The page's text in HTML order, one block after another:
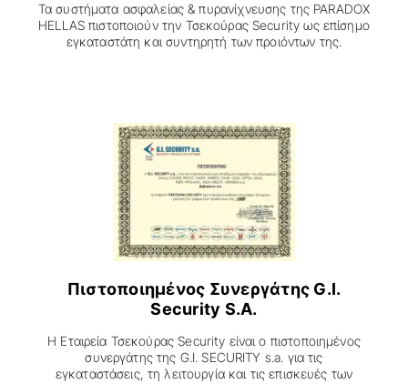
Τα συστήματα ασφαλείας & πυρανίχνευσης της PARADOX
HELLAS πιστοποιούν την Τσεκούρας Security ως επίσηµο
εγκαταστάτη και συντηρητή των προιόντων της.
Πιστοποιημένος Συνεργάτης G.I.
Security S.A.
Η Εταιρεία Τσεκούρας Security είναι ο πιστοποιημένος
συνεργάτης της G.I. SECURITY s.a. για τις
εγκαταστάσεις, τη λειτουργία και τις επισκευές των